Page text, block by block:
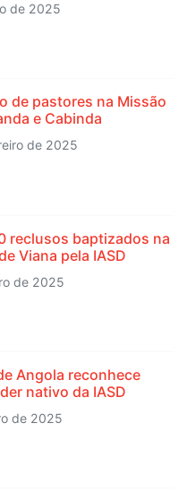
de 2025
de pastores na Missão
e Cabinda
de 2025
reclusos baptizados na
Viana pela IASD
de 2025
Angola reconhece
nativo da IASD
de 2025